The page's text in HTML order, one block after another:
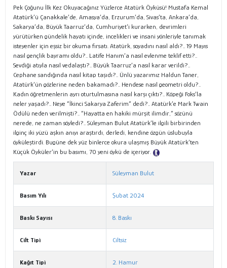
Pek Çoğunu İlk Kez Okuyacağınız Yüzlerce Atatürk Öyküsü! Mustafa Kemal
Atatürk’ü Çanakkale’de, Amasya’da, Erzurum’da, Sivas’ta, Ankara’da,
Sakarya’da, Büyük Taarruz’da, Cumhuriyet’i kurarken, devrimleri
yürütürken gündelik hayatı içinde, incelikleri ve insani yönleriyle tanımak
isteyenler için eşsiz bir okuma fırsatı. Atatürk, soyadını nasıl aldı?.. 19 Mayıs
nasıl gençlik bayramı oldu?.. Latife Hanım’a nasıl evlenme teklif etti?..
Sevdiği atıyla nasıl vedalaştı?.. Büyük Taarruz’a nasıl karar verildi?..
Cephane sandığında nasıl kitap taşıdı?.. Ünlü yazarımız Haldun Taner,
Atatürk’ün gözlerine neden bakamadı?.. Hendese nasıl geometri oldu?..
Kadın öğretmenlerin ayrı oturtulmasına nasıl karşı çıktı?.. Köpeği Foks’la
neler yaşadı?.. Neye “İkinci Sakarya Zaferim” dedi?.. Atatürk’e Mark Twain
Ödülü neden verilmişti?.. “Hayatta en hakiki mürşit ilimdir,” sözünü
nerede, ne zaman söyledi?.. Süleyman Bulut Atatürk’le ilgili birbirinden
ilginç iki yüzü aşkın anıyı araştırdı, derledi, kendine özgün üslubuyla
öyküleştirdi. Bugüne dek yüz binlerce okura ulaşmış Büyük Atatürk’ten
Küçük Öyküler’in bu basımı, 70 yeni öykü de içeriyor.
Yazar Süleyman Bulut
Basım Yılı Şubat 2024
Baskı Sayısı 8. Baskı
Cilt Tipi Ciltsiz
Kağıt Tipi 2. Hamur